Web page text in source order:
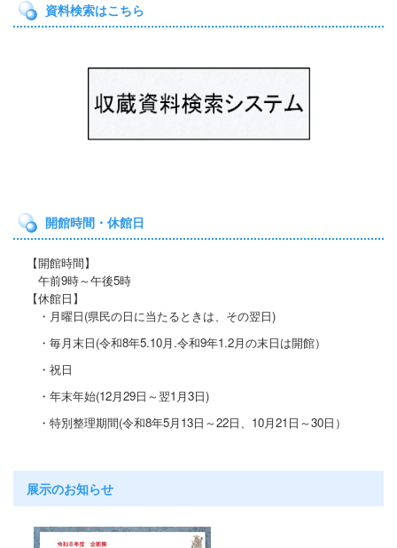
資料検索はこちら
開館時間・休館日
【開館時間】
午前9時～午後5時
【休館日】
・月曜日(県民の日に当たると きは、その翌日)
・毎月末日(令和8年5.10月.令和9年1.2月の末日は開館）
・祝日
・年末年始(12月29日～翌1月3日)
・特別整理期間(令和8年5月13日～22日 、10月21 日～30日）
展示のお知らせ